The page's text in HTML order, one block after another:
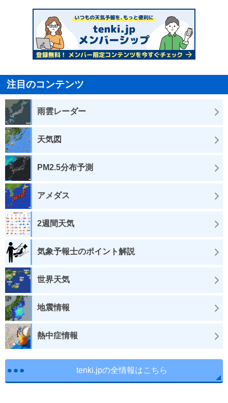
注目のコンテンツ
雨雲レーダー
天気図
PM2.5分布予測
アメダス
2週間天気
気象予報士のポイント解説
世界天気
地震情報
熱中症情報
tenki.jpの全情報はこちら